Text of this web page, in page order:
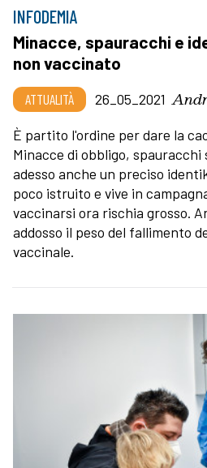
INFODEMIA
Minacce, spauracchi e
non vaccinato
ATTUALITÀ 26_05_2021
È partito l'ordine per dare la
Minacce di obbligo, spauracchi
adesso anche un preciso
poco istruito e vive in
vaccinarsi ora rischia grosso.
addosso il peso del fallimento
vaccinale.